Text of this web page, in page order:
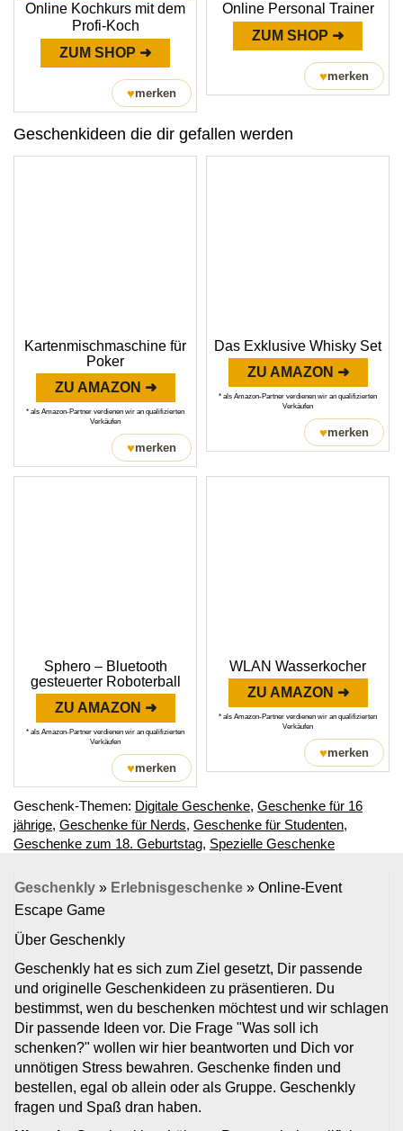
Online Kochkurs mit dem
Profi-Koch
ZUM SHOP ➜
♥merken
Online Personal Trainer
ZUM SHOP ➜
♥merken
Geschenkideen die dir gefallen werden
Kartenmischmaschine für
Poker
ZU AMAZON ➜
* als Amazon-Partner verdienen wir an qualifizierten
Verkäufen
♥merken
Das Exklusive Whisky Set
ZU AMAZON ➜
* als Amazon-Partner verdienen wir an qualifizierten
Verkäufen
♥merken
Sphero – Bluetooth
gesteuerter Roboterball
ZU AMAZON ➜
* als Amazon-Partner verdienen wir an qualifizierten
Verkäufen
♥merken
WLAN Wasserkocher
ZU AMAZON ➜
* als Amazon-Partner verdienen wir an qualifizierten
Verkäufen
♥merken
Geschenk-Themen: Digitale Geschenke, Geschenke für 16
jährige, Geschenke für Nerds, Geschenke für Studenten,
Geschenke zum 18. Geburtstag, Spezielle Geschenke
Geschenkly » Erlebnisgeschenke » Online-Event
Escape Game
Über Geschenkly
Geschenkly hat es sich zum Ziel gesetzt, Dir passende
und originelle Geschenkideen zu präsentieren. Du
bestimmst, wen du beschenken möchtest und wir schlagen
Dir passende Ideen vor. Die Frage "Was soll ich
schenken?" wollen wir hier beantworten und Dich vor
unnötigen Stress bewahren. Geschenke finden und
bestellen, egal ob allein oder als Gruppe. Geschenkly
fragen und Spaß dran haben.